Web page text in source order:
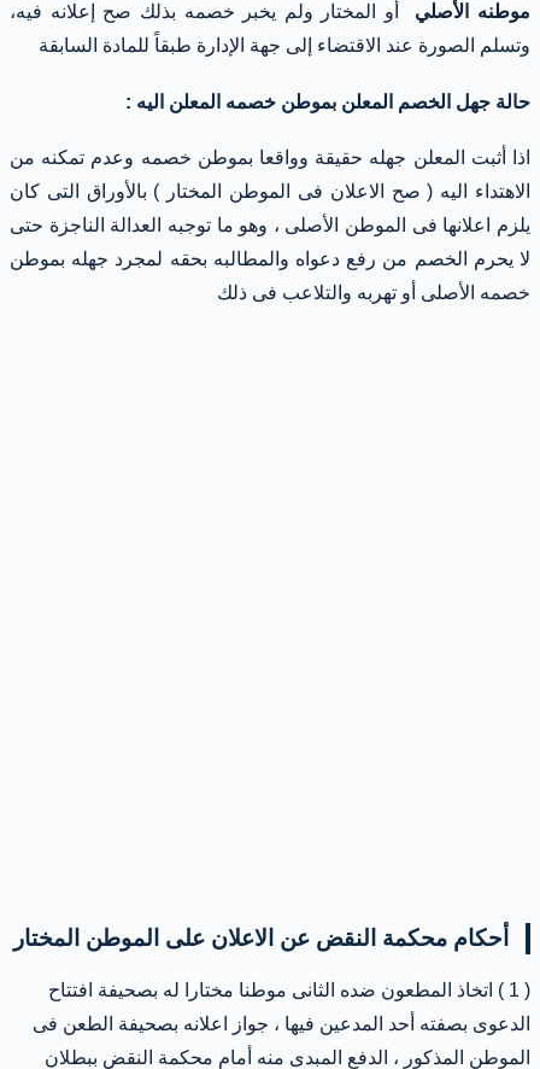
موطنه الأصلي
أو المختار ولم يخبر خصمه بذلك صح إعلانه فيه،
وتسلم الصورة عند الاقتضاء إلى جهة الإدارة طبقاً للمادة السابقة
حالة جهل الخصم المعلن بموطن خصمه المعلن اليه :
اذا أثبت المعلن جهله حقيقة وواقعا بموطن خصمه وعدم تمكنه من
الاهتداء اليه ( صح الاعلان فى الموطن المختار ) بالأوراق التى كان
يلزم اعلانها فى الموطن الأصلى ، وهو ما توجبه العدالة الناجزة حتى
لا يحرم الخصم من رفع دعواه والمطالبه بحقه لمجرد جهله بموطن
خصمه الأصلى أو تهربه والتلاعب فى ذلك
أحكام محكمة النقض عن الاعلان على الموطن المختار
( 1 ) اتخاذ المطعون ضده الثانى موطنا مختارا له بصحيفة افتتاح
الدعوى بصفته أحد المدعين فيها ، جواز اعلانه بصحيفة الطعن فى
الموطن المذكور ، الدفع المبدى منه أمام محكمة النقض ببطلان